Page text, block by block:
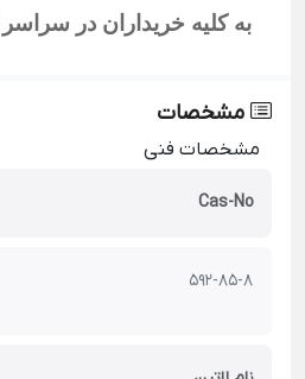
به کلیه خریداران در
مشخصات
مشخصات فنی
Cas-No
592-85-8